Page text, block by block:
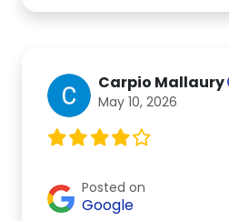
Carpio Mallaury
May 10, 2026
Posted on
Google